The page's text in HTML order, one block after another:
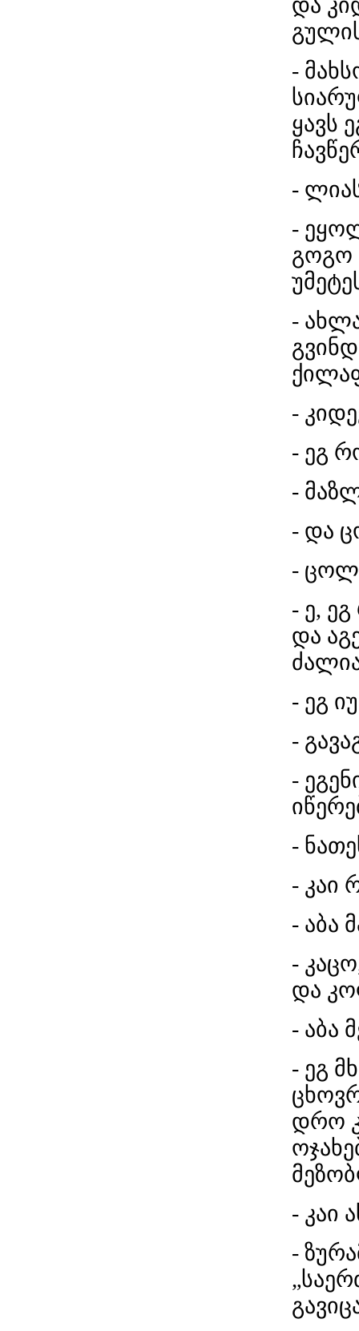
-
ყავს
-
-
გოგო
-
-
- ეგ
-
- და
-
- ე,
და
- ეგ
-
-
-
- კაი
- აბა
-
და
- აბა
- ეგ
დრო
- კაი
-